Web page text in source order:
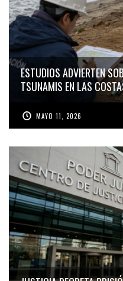
ESTUDIOS ADVIERTEN
TSUNAMIS EN LAS
MAYO 11, 2026